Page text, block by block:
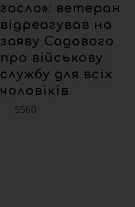
гасло»: ветеран
відреагував на
заяву Садового
про військову
службу для всіх
чоловіків
5560